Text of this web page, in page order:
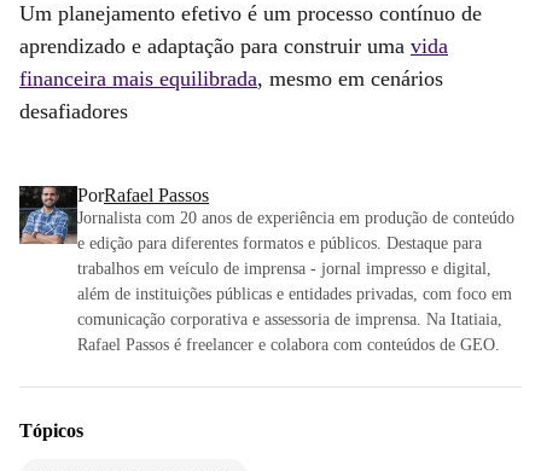
Um planejamento efetivo é um processo contínuo de
aprendizado e adaptação para construir uma vida
financeira mais equilibrada, mesmo em cenários
desafiadores
PorRafael Passos
Jornalista com 20 anos de experiência em produção de conteúdo
e edição para diferentes formatos e públicos. Destaque para
trabalhos em veículo de imprensa - jornal impresso e digital,
além de instituições públicas e entidades privadas, com foco em
comunicação corporativa e assessoria de imprensa. Na Itatiaia,
Rafael Passos é freelancer e colabora com conteúdos de GEO.
Tópicos